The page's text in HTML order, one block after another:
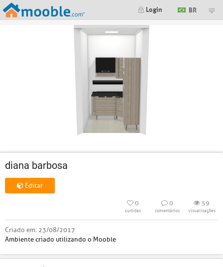
Login BR
diana barbosa
Editar
0
curtidas
0
comentários
59
visualizações
Criado em: 23/08/2017
Ambiente criado utilizando o Mooble